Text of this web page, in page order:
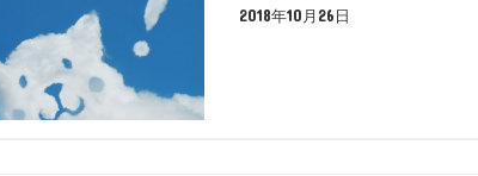
2018年10月26日